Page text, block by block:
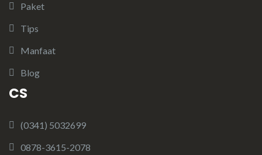
Paket
Tips
Manfaat
Blog
CS
(0341) 5032699
0878-3615-2078